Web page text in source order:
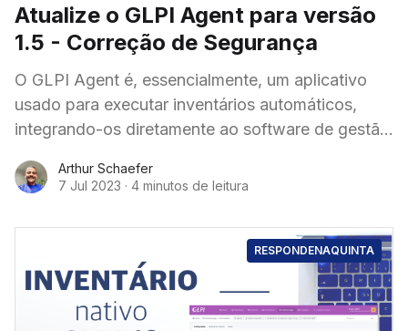
Atualize o GLPI Agent para versão
1.5 - Correção de Segurança
O GLPI Agent é, essencialmente, um aplicativo
usado para executar inventários automáticos,
integrando-os diretamente ao software de gestão
o agente
Arthur Schaefer
7 Jul 2023 · 4 minutos de leitura
RESPONDENAQUINTA